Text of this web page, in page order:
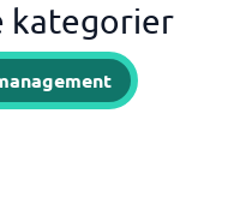
kategorier